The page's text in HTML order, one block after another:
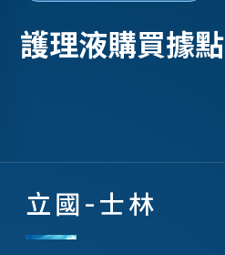
護理液購買據點
立國-士林